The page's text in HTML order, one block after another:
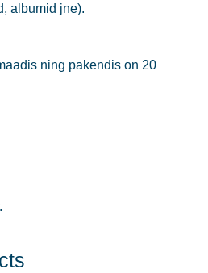
albumid jne).
ning pakendis on 20